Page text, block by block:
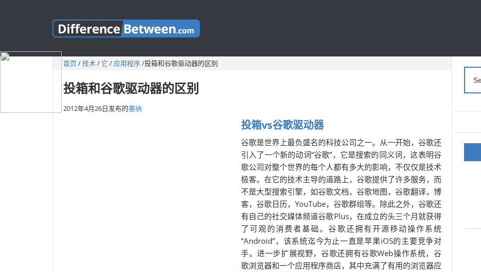
首页/技术/ 它 / 应用程序/投箱和谷歌驱动器的区别
投箱和谷歌驱动器的区别
2012年4月26日发布的塞纳
投箱vs谷歌驱动器
谷歌是世界上最负盛名的科技公司之一。从一开始，谷歌还
引入了一个新的动词“谷歌”，它是搜索的同义词，这表明谷
歌公司对整个世界的每个人都有多大的影响，不仅仅是技术
极客。在它的技术主导的道路上，谷歌提供了许多服务，而
不是大型搜索引擎，如谷歌文档，谷歌地图，谷歌翻译，博
客，谷歌日历，YouTube，谷歌群组等。除此之外，谷歌还
有自己的社交媒体频道谷歌Plus，在成立的头三个月就获得
了可观的消费者基础。谷歌还拥有开源移动操作系统
“Android”，该系统迄今为止一直是苹果iOS的主要竞争对
手。进一步扩展视野，谷歌还拥有谷歌Web操作系统，谷
歌浏览器和一个应用程序商店，其中充满了有用的浏览器应